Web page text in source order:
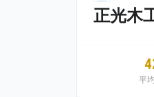
正光木
平